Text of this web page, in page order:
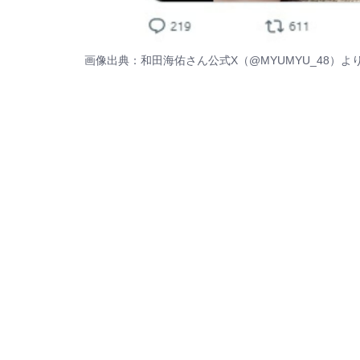
画像出典：和田海佑さん公式X（@MYUMYU_48）よ